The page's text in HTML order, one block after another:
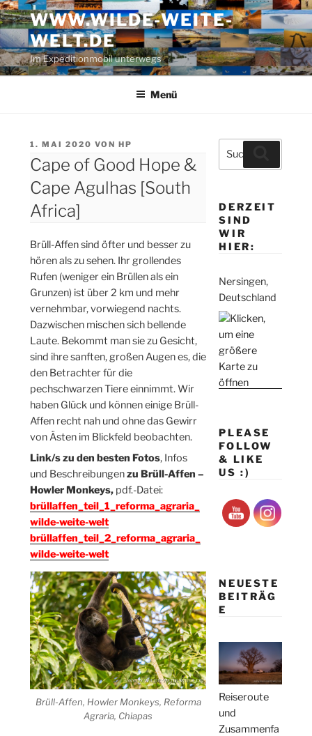
Zum
Inhalt
springen
WWW.WILDE-WEITE-
WELT.DE
Im Expeditionmobil unterwegs
Menü
VERÖFFENTLICHT
1. MAI 2020 VONHP
Cape of Good Hope &
Cape Agulhas [South
Africa]
Brüll-Affen sind öfter und besser zu
hören als zu sehen. Ihr grollendes
Rufen (weniger ein Brüllen als ein
Grunzen) ist über 2 km und mehr
vernehmbar, vorwiegend nachts.
Dazwischen mischen sich bellende
Laute. Bekommt man sie zu Gesicht,
sind ihre sanften, großen Augen es, die
den Betrachter für die
pechschwarzen Tiere einnimmt. Wir
haben Glück und können einige Brüll-
Affen recht nah und ohne das Gewirr
von Ästen im Blickfeld beobachten.
Link/s zu den besten Fotos, Infos
und Beschreibungenzu Brüll-Affen –
Howler Monkeys, pdf.-Datei:
brüllaffen_teil_1_reforma_agraria_
wilde-weite-welt
brüllaffen_teil_2_reforma_agraria_
wilde-weite-welt
Brüll-Affen, Howler Monkeys, Reforma
Agraria, Chiapas
Suche
nach:
DERZEIT
SIND
WIR
HIER:
Nersingen,
Deutschland
PLEASE
FOLLOW
& LIKE
US :)
NEUESTE
BEITRÄG
E
Reiseroute
und
Zusammenfa